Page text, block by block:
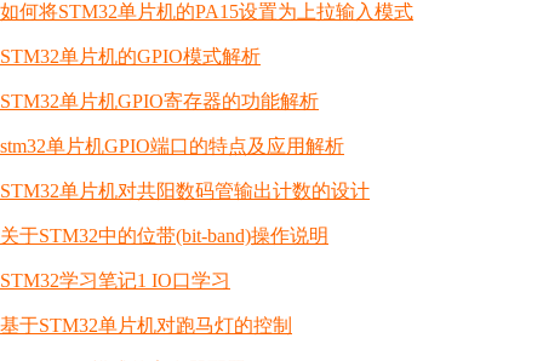
如何将STM32单片机的PA15设置为上拉输入模式
STM32单片机的GPIO模式解析
STM32单片机GPIO寄存器的功能解析
stm32单片机GPIO端口的特点及应用解析
STM32单片机对共阳数码管输出计数的设计
关于STM32中的位带(bit-band)操作说明
STM32学习笔记1 IO口学习
基于STM32单片机对跑马灯的控制